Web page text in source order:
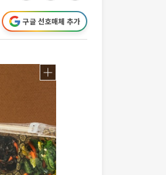
구글 선호매체 추가